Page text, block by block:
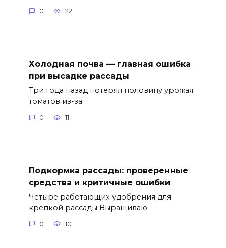
0 22
Холодная почва — главная ошибка
при высадке рассады
Три года назад потерял половину урожая
томатов из-за
0 11
Подкормка рассады: проверенные
средства и критичные ошибки
Четыре работающих удобрения для
крепкой рассады Выращиваю
0 10